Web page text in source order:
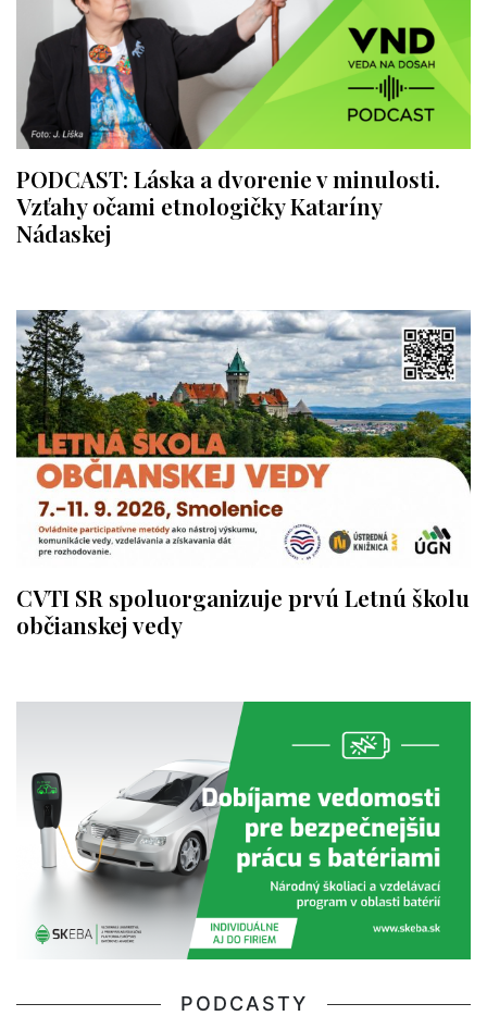
PODCAST: Láska a dvorenie v minulosti.
Vzťahy očami etnologičky Kataríny
Nádaskej
CVTI SR spoluorganizuje prvú Letnú školu
občianskej vedy
PODCASTY